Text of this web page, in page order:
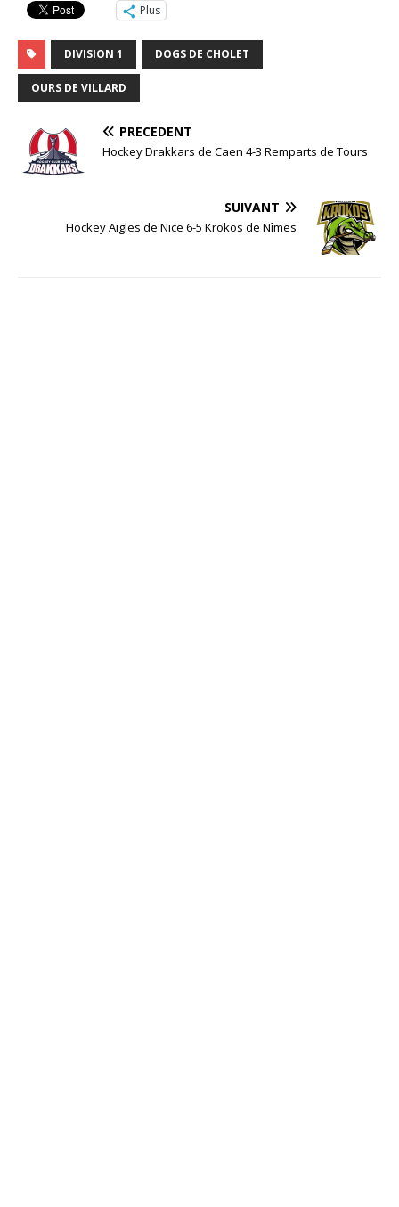
Plus
DIVISION 1 DOGS DE CHOLET
OURS DE VILLARD
PRÉCÉDENT
Hockey Drakkars de Caen 4-3 Remparts de Tours
SUIVANT
Hockey Aigles de Nice 6-5 Krokos de Nîmes